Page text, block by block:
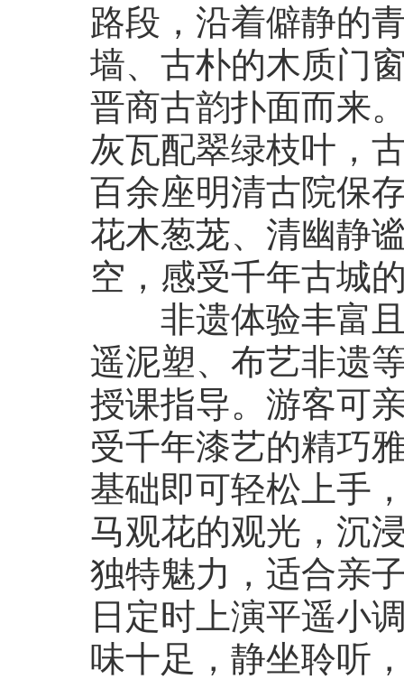
路段，沿着僻静的
墙、古朴的木质门
晋商古韵扑面而来
灰瓦配翠绿枝叶，
百余座明清古院保
花木葱茏、清幽静
空，感受千年古城
非遗体验丰富且
遥泥塑、布艺非遗
授课指导。游客可
受千年漆艺的精巧
基础即可轻松上手
马观花的观光，沉
独特魅力，适合亲
日定时上演平遥小
味十足，静坐聆听